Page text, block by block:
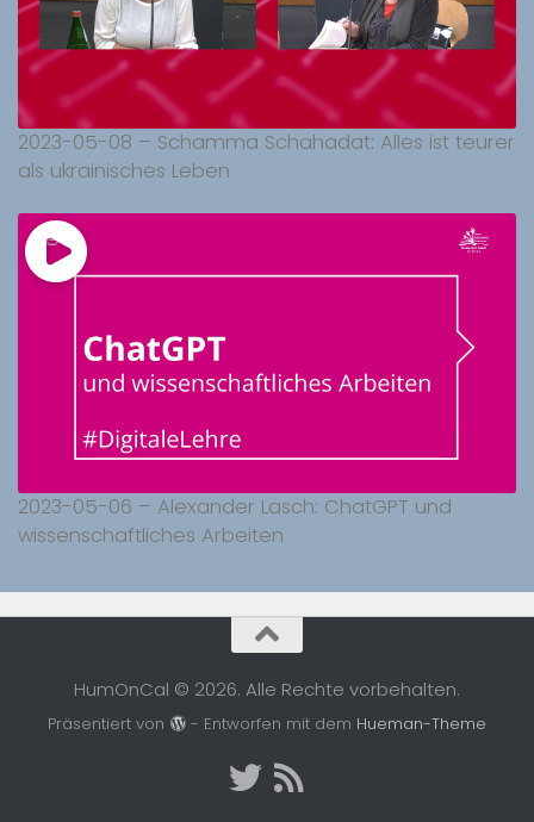
2023-05-08 – Schamma Schahadat: Alles ist teurer
als ukrainisches Leben
2023-05-06 – Alexander Lasch: ChatGPT und
wissenschaftliches Arbeiten
HumOnCal © 2026. Alle Rechte vorbehalten.
Präsentiert von - Entworfen mit dem Hueman-Theme